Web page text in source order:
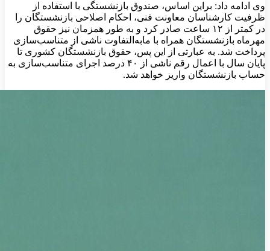
وی ادامه داد: براین اساس، صندوق بازنشستگی با استفاده از
ظرفیت کارشناسان معاونت فنی، احکام اصلاحی بازنشستگان را
در کمتر از ۱۲ ساعت صادر کرد و به طور همزمان نیز حقوق
مهرماه بازنشستگان همراه با مابه‌التفاوت ناشی از متناسب‌سازی
پرداخت شد. به عبارتی از این پس، حقوق بازنشستگان کشوری تا
پایان سال با اعمال رقم ناشی از ۴۰ درصد اجرای متناسب‌سازی به
حساب بازنشستگان واریز خواهد شد.